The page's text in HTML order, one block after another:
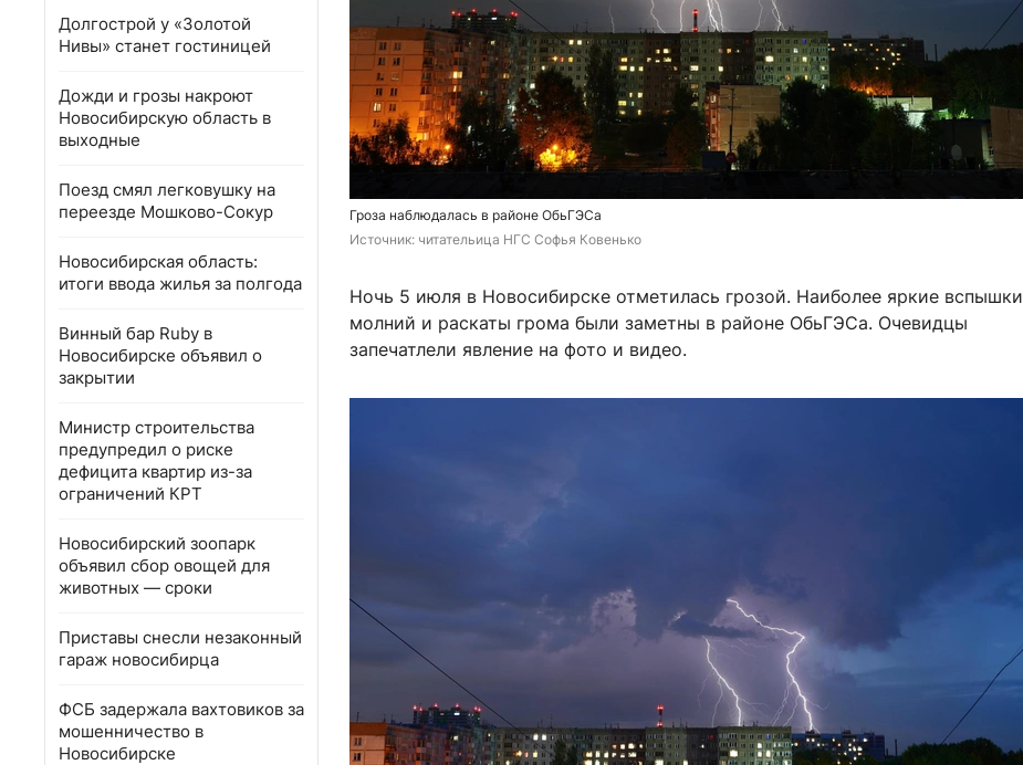
Долгострой у «Золотой
Нивы» станет гостиницей
Дожди и грозы накроют
Новосибирскую область в
выходные
Поезд смял легковушку на
переезде Мошково-Сокур
Новосибирская область:
итоги ввода жилья за полгода
Винный бар Ruby в
Новосибирске объявил о
закрытии
Министр строительства
предупредил о риске
дефицита квартир из-за
ограничений КРТ
Новосибирский зоопарк
объявил сбор овощей для
животных — сроки
Приставы снесли незаконный
гараж новосибирца
ФСБ задержала вахтовиков за
мошенничество в
Новосибирске
Гроза наблюдалась в районе ОбьГЭСа
Источник: читательица НГС Софья Ковенько
Ночь 5 июля в Новосибирске отметилась грозой. Наиболее яркие вспышки
молний и раскаты грома были заметны в районе ОбьГЭСа. Очевидцы
запечатлели явление на фото и видео.